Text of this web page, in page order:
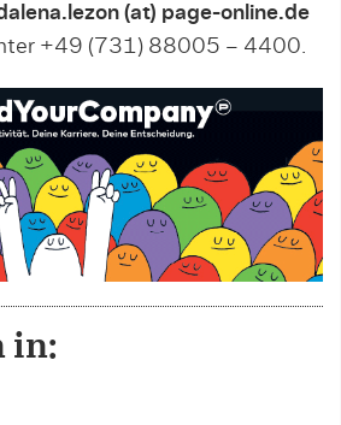
(at) page-online.de
+49 (731) 88005 – 4400.
in: